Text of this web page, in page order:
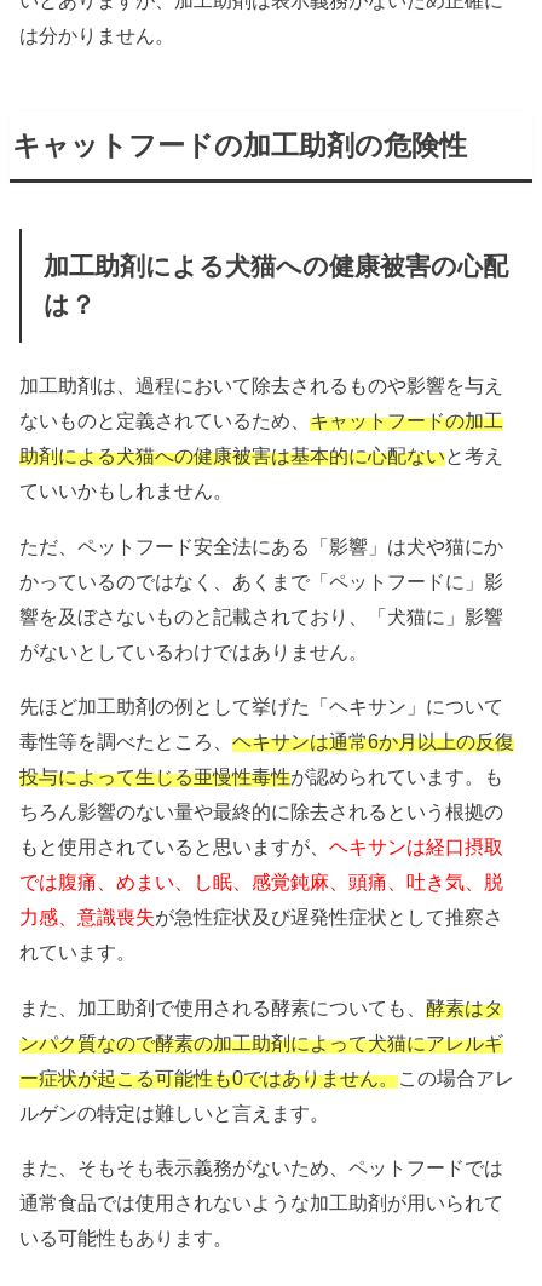
は分かりません。
キャットフードの加工助剤の危険性
加工助剤による犬猫への健康被害の心配
は？
加工助剤は、過程において除去されるものや影響を与え
ないものと定義されているため、キャットフードの加工
助剤による犬猫への健康被害は基本的に心配ないと考え
ていいかもしれません。
ただ、ペットフード安全法にある「影響」は犬や猫にか
かっているのではなく、あくまで「ペットフードに」影
響を及ぼさないものと記載されており、「犬猫に」影響
がないとしているわけではありません。
先ほど加工助剤の例として挙げた「ヘキサン」について
毒性等を調べたところ、ヘキサンは通常6か月以上の反復
投与によって生じる亜慢性毒性が認められています。も
ちろん影響のない量や最終的に除去されるという根拠の
もと使用されていると思いますが、ヘキサンは経口摂取
では腹痛、めまい、し眠、感覚鈍麻、頭痛、吐き気、脱
力感、意識喪失が急性症状及び遅発性症状として推察さ
れています。
また、加工助剤で使用される酵素についても、酵素はタ
ンパク質なので酵素の加工助剤によって犬猫にアレルギ
ー症状が起こる可能性も0ではありません。この場合アレ
ルゲンの特定は難しいと言えます。
また、そもそも表示義務がないため、ペットフードでは
通常食品では使用されないような加工助剤が用いられて
いる可能性もあります。